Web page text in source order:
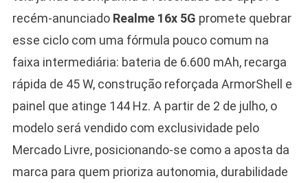
recém-anunciado Realme 16x 5G promete quebrar
esse ciclo com uma fórmula pouco comum na
faixa intermediária: bateria de 6.600 mAh, recarga
rápida de 45 W, construção reforçada ArmorShell e
painel que atinge 144 Hz. A partir de 2 de julho, o
modelo será vendido com exclusividade pelo
Mercado Livre, posicionando-se como a aposta da
marca para quem prioriza autonomia, durabilidade